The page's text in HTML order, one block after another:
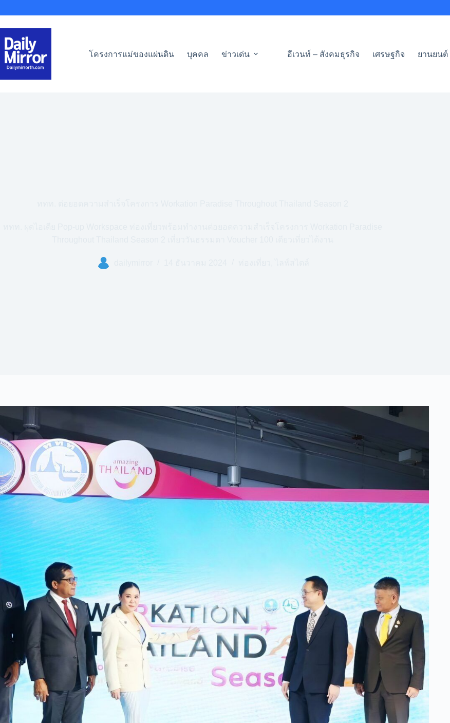
โครงการแม่ของแผ่นดิน บุคคล ข่าวเด่น อีเวนท์ – สังคมธุรกิจ เศรษฐกิจ ยานยนต์